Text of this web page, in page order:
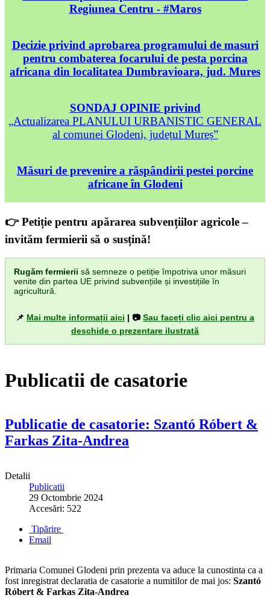
Regiunea Centru - #Maros
Decizie privind aprobarea programului de masuri
pentru combaterea focarului de pesta porcina
africana din localitatea Dumbravioara, jud. Mures
SONDAJ OPINIE privind
„Actualizarea PLANULUI URBANISTIC GENERAL
al comunei Glodeni, județul Mureș”
Măsuri de prevenire a răspândirii pestei porcine
africane în Glodeni
👉 Petiție pentru apărarea subvențiilor agricole –
invităm fermierii să o susțină!
Rugăm fermierii să semneze o petiție împotriva unor măsuri
venite din partea UE privind subvențiile și investițiile în
agricultură.
📌 Mai multe informații aici | 📷Sau faceți clic aici pentru a
deschide o prezentare ilustrată
Publicatii de casatorie
Publicatie de casatorie: Szantó Róbert &
Farkas Zita-Andrea
Detalii
Publicatii
29 Octombrie 2024
Accesări: 522
Tipărire
Email
Primaria Comunei Glodeni prin prezenta va aduce la cunostinta ca a
fost inregistrat declaratia de casatorie a numitilor de mai jos: Szantó
Róbert & Farkas Zita-Andrea